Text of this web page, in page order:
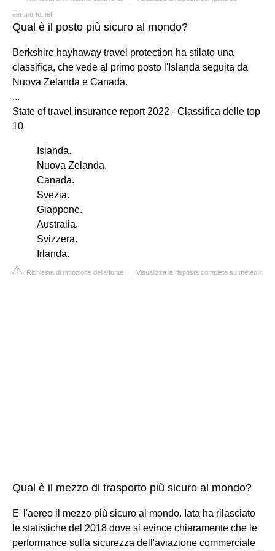
aeroporto.net
Qual è il posto più sicuro al mondo?
Berkshire hayhaway travel protection ha stilato una
classifica, che vede al primo posto l'Islanda seguita da
Nuova Zelanda e Canada.
...
State of travel insurance report 2022 - Classifica delle top
10
Islanda.
Nuova Zelanda.
Canada.
Svezia.
Giappone.
Australia.
Svizzera.
Irlanda.
Richiesta di rimozione della fonte | Visualizza la risposta completa su meteo.it
Qual è il mezzo di trasporto più sicuro al mondo?
E' l'aereo il mezzo più sicuro al mondo. Iata ha rilasciato
le statistiche del 2018 dove si evince chiaramente che le
performance sulla sicurezza dell'aviazione commerciale